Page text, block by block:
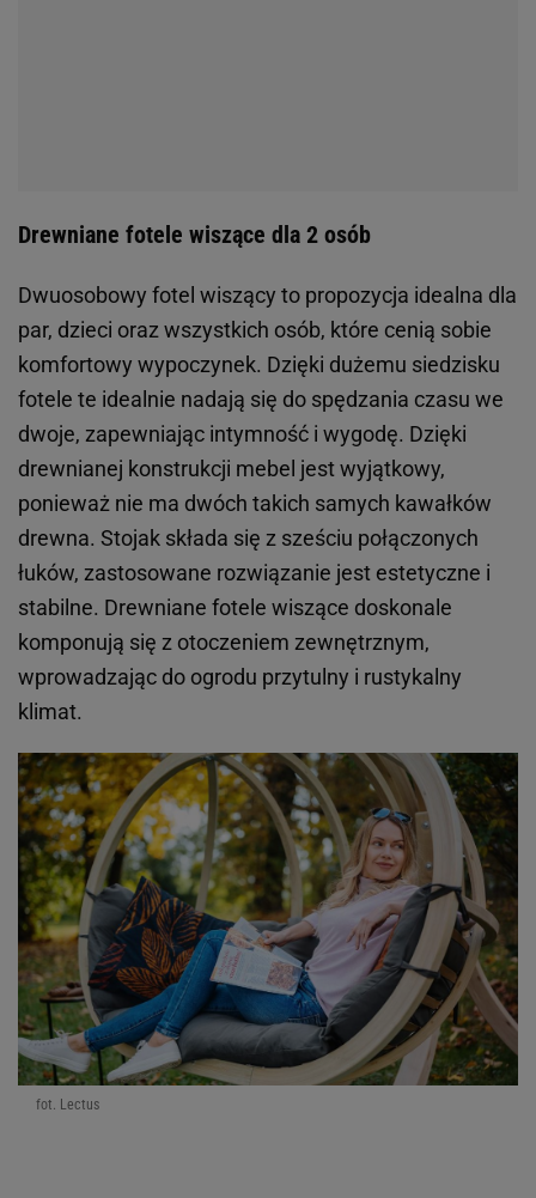
Drewniane fotele wiszące dla 2 osób
Dwuosobowy fotel wiszący to propozycja idealna dla
par, dzieci oraz wszystkich osób, które cenią sobie
komfortowy wypoczynek. Dzięki dużemu siedzisku
fotele te idealnie nadają się do spędzania czasu we
dwoje, zapewniając intymność i wygodę. Dzięki
drewnianej konstrukcji mebel jest wyjątkowy,
ponieważ nie ma dwóch takich samych kawałków
drewna. Stojak składa się z sześciu połączonych
łuków, zastosowane rozwiązanie jest estetyczne i
stabilne. Drewniane fotele wiszące doskonale
komponują się z otoczeniem zewnętrznym,
wprowadzając do ogrodu przytulny i rustykalny
klimat.
fot. Lectus